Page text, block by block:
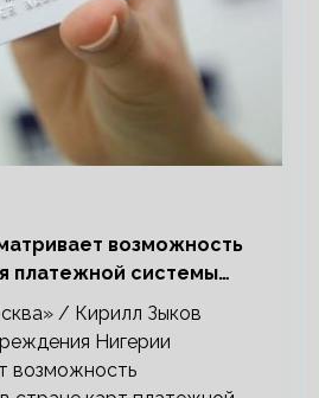
возможность
платежной системы
/ Кирилл Зыков
Нигерии
возможность